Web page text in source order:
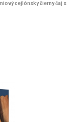
cejlónsky čierny čaj s